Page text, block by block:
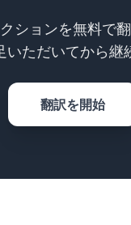
ションを無料で
ただいてから継
翻訳を開始